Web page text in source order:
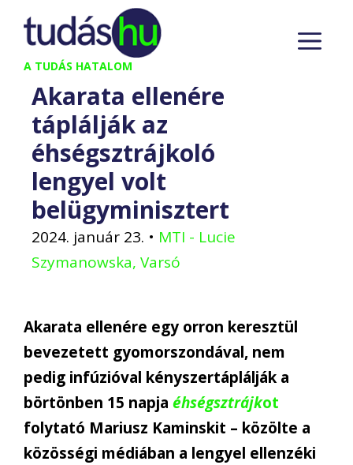
Kilépés
tartalomba
A TUDÁS HATALOM
Akarata ellenére
táplálják az
éhségsztrájkoló
lengyel volt
belügyminisztert
2024. január 23. • MTI - Lucie
Szymanowska, Varsó
Akarata ellenére egy orron keresztül
bevezetett gyomorszondával, nem
pedig infúzióval kényszertáplálják a
börtönben 15 napja éhségsztrájkot
folytató Mariusz Kaminskit – közölte a
közösségi médiában a lengyel ellenzéki